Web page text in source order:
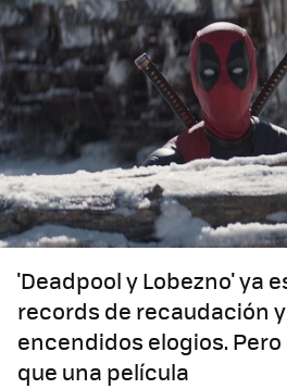
'Deadpool y Lobezno' ya
records de recaudación
encendidos elogios.
que una película